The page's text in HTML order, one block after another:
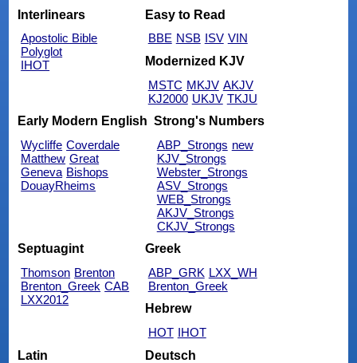
Interlinears
Apostolic Bible
Polyglot
IHOT
Easy to Read
BBE NSB ISV VIN
Modernized KJV
MSTC MKJV AKJV
KJ2000 UKJV TKJU
Early Modern English
Wycliffe Coverdale
Matthew Great
Geneva Bishops
DouayRheims
Strong's Numbers
ABP_Strongs new
KJV_Strongs
Webster_Strongs
ASV_Strongs
WEB_Strongs
AKJV_Strongs
CKJV_Strongs
Septuagint
Thomson Brenton
Brenton_Greek CAB
LXX2012
Greek
ABP_GRK LXX_WH
Brenton_Greek
Hebrew
HOT IHOT
Latin
Deutsch